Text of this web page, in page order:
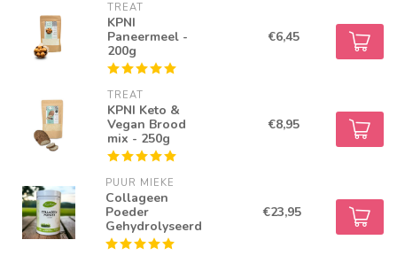
TREAT
KPNI
Paneermeel -
200g
€6,45
TREAT
KPNI Keto &
Vegan Brood
mix - 250g
€8,95
PUUR MIEKE
Collageen
Poeder
Gehydrolyseerd
€23,95